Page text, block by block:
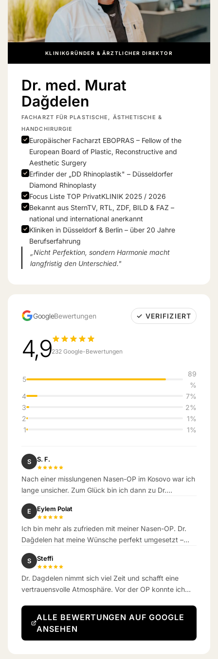
KLINIKGRÜNDER & ÄRZTLICHER DIREKTOR
Dr. med. Murat
Dağdelen
FACHARZT FÜR PLASTISCHE, ÄSTHETISCHE &
HANDCHIRURGIE
Europäischer Facharzt EBOPRAS – Fellow of the
European Board of Plastic, Reconstructive and
Aesthetic Surgery
Erfinder der „DD Rhinoplastik" – Düsseldorfer
Diamond Rhinoplasty
Focus Liste TOP PrivatKLINIK 2025 / 2026
Bekannt aus SternTV, RTL, ZDF, BILD & FAZ –
national und international anerkannt
Kliniken in Düsseldorf & Berlin – über 20 Jahre
Berufserfahrung
„Nicht Perfektion, sondern Harmonie macht
langfristig den Unterschied."
GoogleBewertungen ✓ VERIFIZIERT
4,9232 Google-Bewertungen
5
89
%
4
7%
3
2%
2
1%
1
1%
S S. F.
Nach einer misslungenen Nasen-OP im Kosovo war ich
lange unsicher. Zum Glück bin ich dann zu Dr.
Erwartungen übertroffen.
E Eylem Polat
Ich bin mehr als zufrieden mit meiner Nasen-OP. Dr.
Dağdelen hat meine Wünsche perfekt umgesetzt –
S Steffi
Dr. Dagdelen nimmt sich viel Zeit und schafft eine
vertrauensvolle Atmosphäre. Vor der OP konnte ich
bekomme ich richtig gut Luft.
ALLE BEWERTUNGEN AUF GOOGLE
ANSEHEN